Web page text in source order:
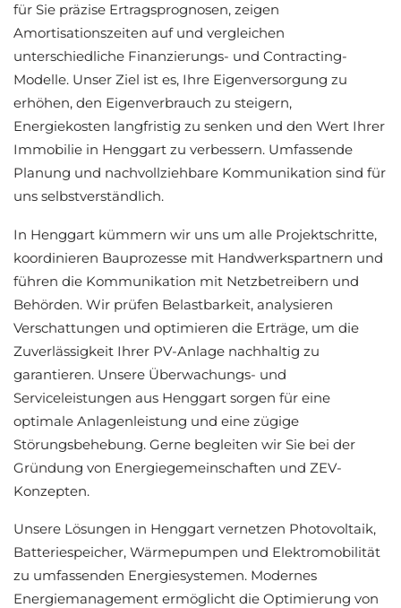
für Sie präzise Ertragsprognosen, zeigen
Amortisationszeiten auf und vergleichen
unterschiedliche Finanzierungs- und Contracting-
Modelle. Unser Ziel ist es, Ihre Eigenversorgung zu
erhöhen, den Eigenverbrauch zu steigern,
Energiekosten langfristig zu senken und den Wert Ihrer
Immobilie in Henggart zu verbessern. Umfassende
Planung und nachvollziehbare Kommunikation sind für
uns selbstverständlich.
In Henggart kümmern wir uns um alle Projektschritte,
koordinieren Bauprozesse mit Handwerkspartnern und
führen die Kommunikation mit Netzbetreibern und
Behörden. Wir prüfen Belastbarkeit, analysieren
Verschattungen und optimieren die Erträge, um die
Zuverlässigkeit Ihrer PV-Anlage nachhaltig zu
garantieren. Unsere Überwachungs- und
Serviceleistungen aus Henggart sorgen für eine
optimale Anlagenleistung und eine zügige
Störungsbehebung. Gerne begleiten wir Sie bei der
Gründung von Energiegemeinschaften und ZEV-
Konzepten.
Unsere Lösungen in Henggart vernetzen Photovoltaik,
Batteriespeicher, Wärmepumpen und Elektromobilität
zu umfassenden Energiesystemen. Modernes
Energiemanagement ermöglicht die Optimierung von